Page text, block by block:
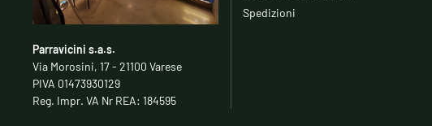
Parravicini s.a.s.
Via Morosini, 17 - 21100 Varese
PIVA 01473930129
Reg. Impr. VA Nr REA: 184595
Spedizioni